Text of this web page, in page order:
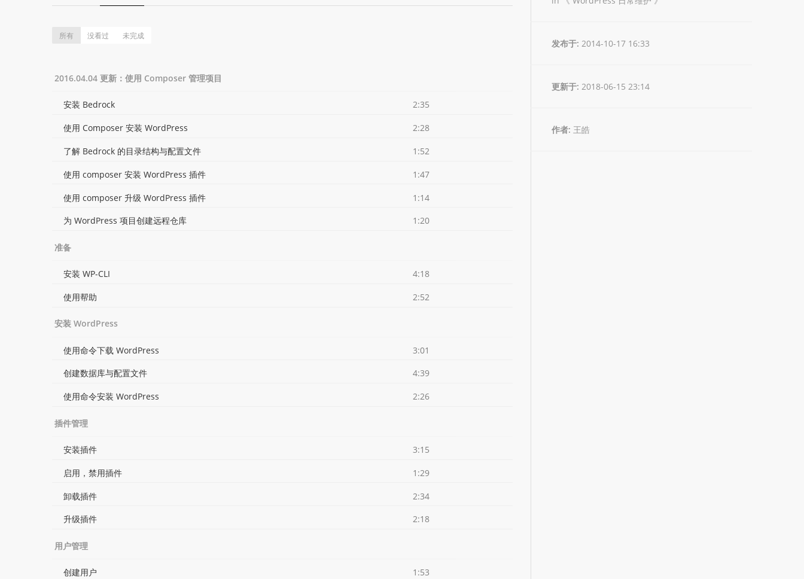
所有 没看过 未完成
2016.04.04 更新：使用 Composer 管理项目
安装 Bedrock 2:35
使用 Composer 安装 WordPress 2:28
了解 Bedrock 的目录结构与配置文件 1:52
使用 composer 安装 WordPress 插件 1:47
使用 composer 升级 WordPress 插件 1:14
为 WordPress 项目创建远程仓库 1:20
准备
安装 WP-CLI 4:18
使用帮助 2:52
安装 WordPress
使用命令下载 WordPress 3:01
创建数据库与配置文件 4:39
使用命令安装 WordPress 2:26
插件管理
安装插件 3:15
启用，禁用插件 1:29
卸载插件 2:34
升级插件 2:18
用户管理
创建用户 1:53
发布于: 2014-10-17 16:33
更新于: 2018-06-15 23:14
作者: 王皓